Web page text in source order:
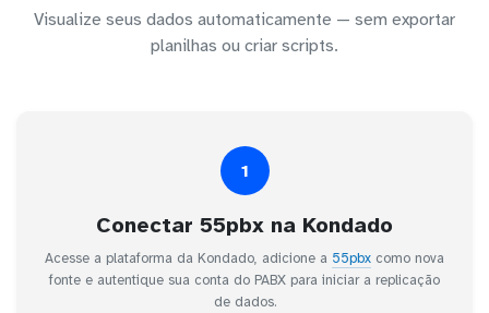
Visualize seus dados automaticamente — sem exportar
planilhas ou criar scripts.
1
Conectar 55pbx na Kondado
Acesse a plataforma da Kondado, adicione a 55pbx como nova
fonte e autentique sua conta do PABX para iniciar a replicação
de dados.